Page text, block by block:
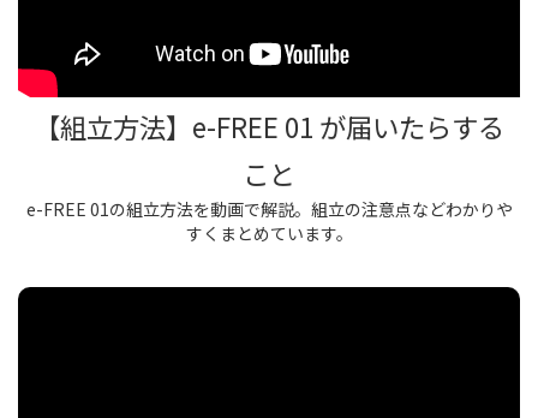
【組立方法】e-FREE 01 が届いたらする
こと
e-FREE 01の組立方法を動画で解説。組立の注意点などわかりや
すくまとめています。